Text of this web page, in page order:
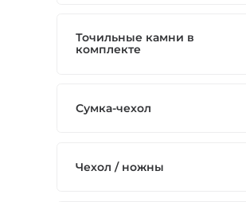
Точильные камни в
комплекте
Сумка-чехол
Чехол / ножны